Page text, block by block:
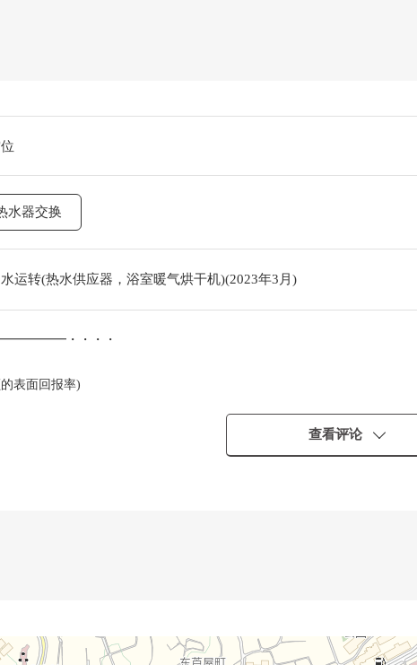
水器交换
运转(热水供应器，浴室暖气烘干机)(2023年3月)
・・・・
表面回报率)
查看评论